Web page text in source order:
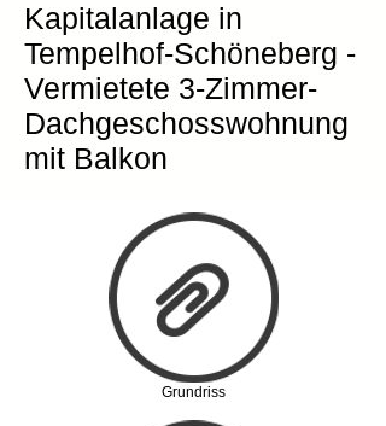
Kapitalanlage in
Tempelhof-Schöneberg -
Vermietete 3-Zimmer-
Dachgeschosswohnung
mit Balkon
Grundriss